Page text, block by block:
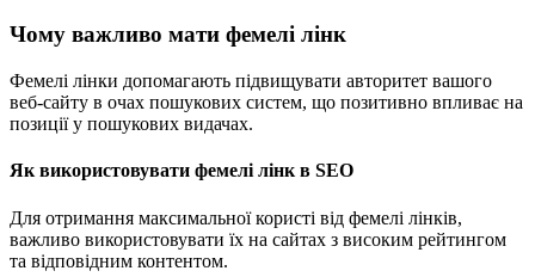
Чому важливо мати фемелі лінк
Фемелі лінки допомагають підвищувати авторитет вашого
веб-сайту в очах пошукових систем, що позитивно впливає на
позиції у пошукових видачах.
Як використовувати фемелі лінк в SEO
Для отримання максимальної користі від фемелі лінків,
важливо використовувати їх на сайтах з високим рейтингом
та відповідним контентом.